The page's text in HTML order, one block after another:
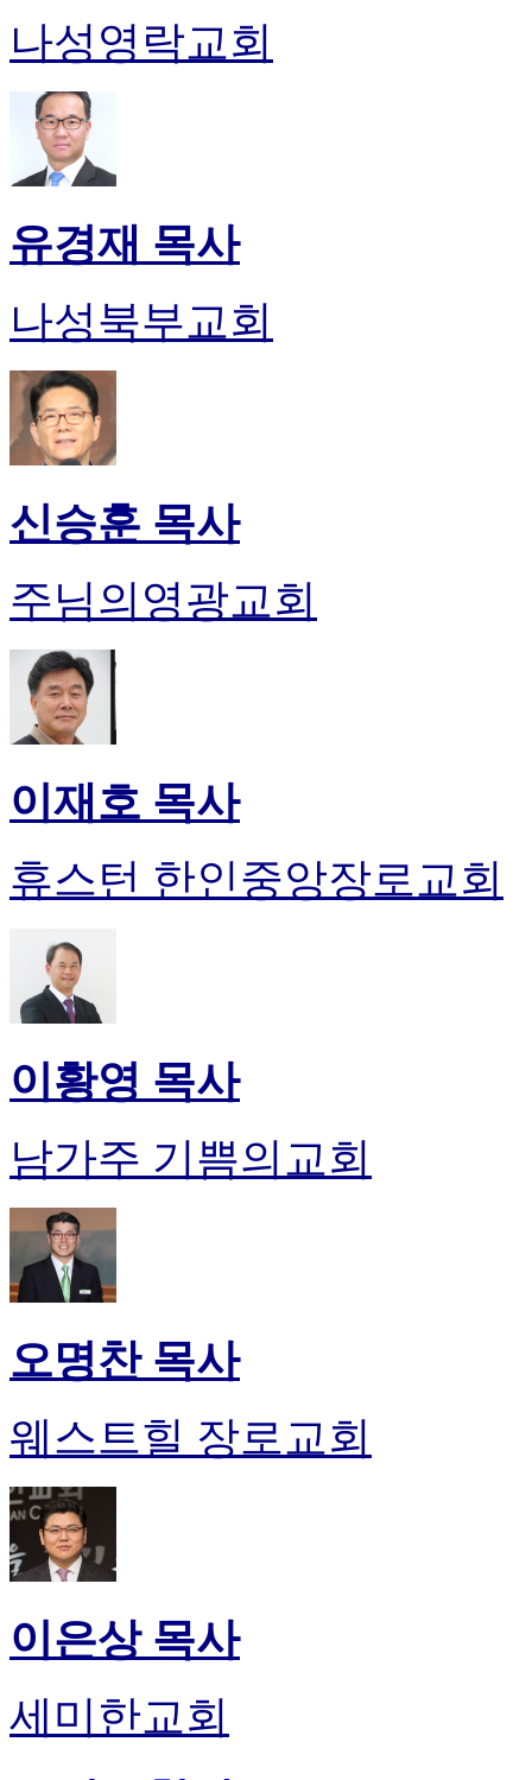
나성영락교회
유경재 목사
나성북부교회
신승훈 목사
주님의영광교회
이재호 목사
휴스턴 한인중앙장로교회
이황영 목사
남가주 기쁨의교회
오명찬 목사
웨스트힐 장로교회
이은상 목사
세미한교회